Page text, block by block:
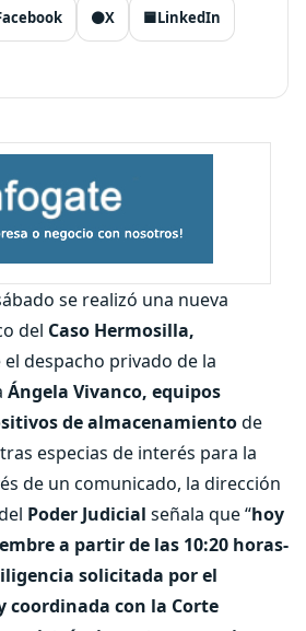
⚫X 🟦LinkedIn
se realizó una nueva
del Caso Hermosilla,
despacho privado de la
Ángela Vivanco, equipos
de almacenamientode
especias de interés para la
de un comunicado, la dirección
Poder Judicial señala que “hoy
a partir de las 10:20 horas-
solicitada por el
coordinada con la Corte